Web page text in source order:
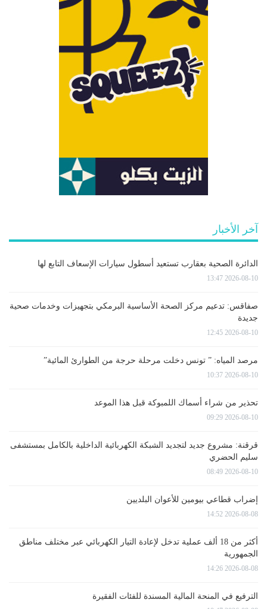
آخر الأخبار
الدائرة الصحية بعقارب تستعيد أسطول سيارات الإسعاف التابع لها
2026-08-10 13:47
صفاقس: تدعيم مركز الصحة الأساسية البرمكي بتجهيزات وخدمات صحية
جديدة
2026-08-10 12:45
مرصد المياه: ” تونس دخلت مرحلة حرجة من الطوارئ المائية”
2026-08-10 10:37
تحذير من شراء أسماك اللمبوكة قبل هذا الموعد
2026-08-10 09:29
قرقنة: مشروع جديد لتجديد الشبكة الكهربائية الداخلية بالكامل بمستشفى
سليم الحضري
2026-08-10 08:49
إضراب قطاعي بيومين للأعوان البلديين
2026-08-08 14:52
أكثر من 18 ألف عملية تدخل لإعادة التيار الكهربائي عبر مختلف مناطق
الجمهورية
2026-08-08 14:26
الترفيع في المنحة المالية المسندة للفئات الفقيرة